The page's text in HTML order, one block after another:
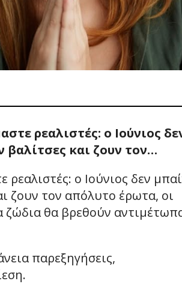
ρεαλιστές: ο Ιούνιος
βαλίτσες και ζουν τον…
ο Ιούνιος δεν
ζουν τον απόλυτο έρωτα, οι
ζώδια θα βρεθούν
παρεξηγήσεις,